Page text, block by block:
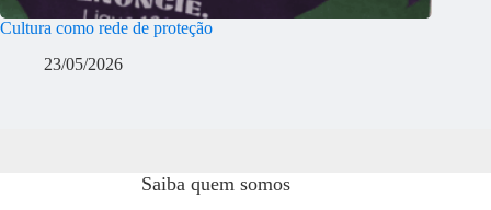
Cultura como rede de proteção
23/05/2026
Saiba quem somos